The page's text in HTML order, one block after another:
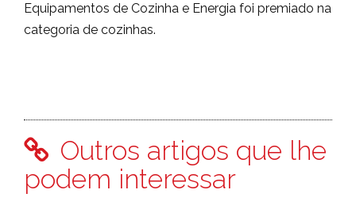
Equipamentos de Cozinha e Energia foi premiado na
categoria de cozinhas.
Outros artigos que lhe
podem interessar